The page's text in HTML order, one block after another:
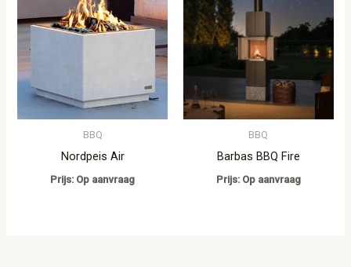
BBQ
Nordpeis Air
Prijs: Op aanvraag
BBQ
Barbas BBQ Fire
Prijs: Op aanvraag